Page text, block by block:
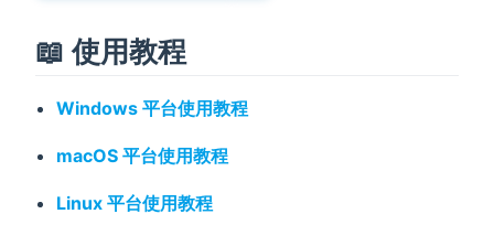
📖 使用教程
Windows 平台使用教程
macOS 平台使用教程
Linux 平台使用教程